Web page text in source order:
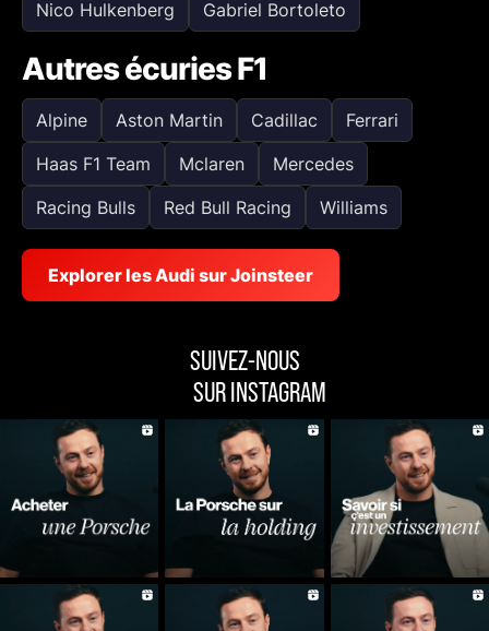
Nico Hulkenberg Gabriel Bortoleto
Autres écuries F1
Alpine Aston Martin Cadillac
Ferrari
Haas F1 Team
Mclaren
Mercedes
Racing Bulls
Red Bull Racing Williams
Explorer les Audi sur Joinsteer
SUIVEZ-NOUS
SUR INSTAGRAM